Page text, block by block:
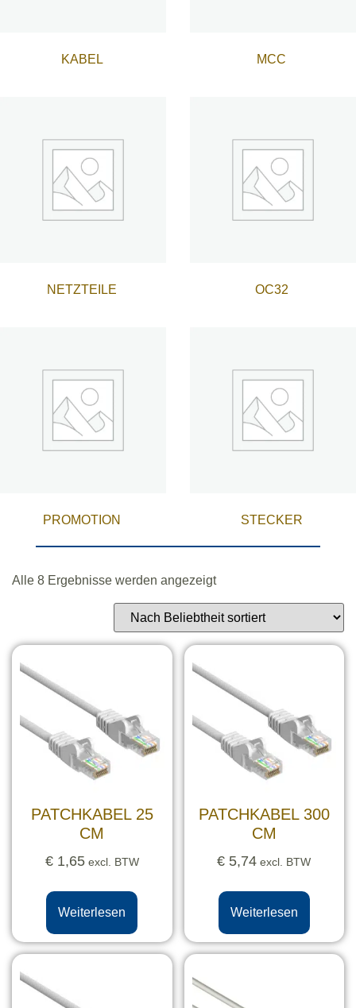
KABEL MCC
NETZTEILE OC32
PROMOTION STECKER
Alle 8 Ergebnisse werden angezeigt
PATCHKABEL 25
CM
€1,65excl. BTW
Weiterlesen
PATCHKABEL 300
CM
€ 5,74 excl. BTW
Weiterlesen